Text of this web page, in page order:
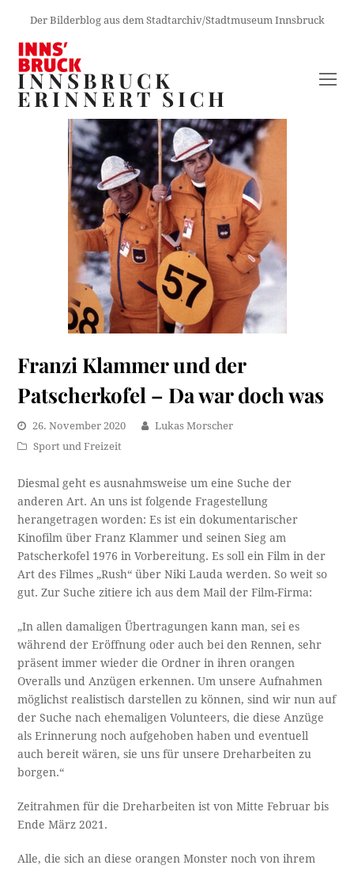
Der Bilderblog aus dem Stadtarchiv/Stadtmuseum Innsbruck
INNSBRUCK
ERINNERT SICH
Franzi Klammer und der
Patscherkofel – Da war doch was
26. November 2020
Lukas Morscher
Sport und Freizeit
Diesmal geht es ausnahmsweise um eine Suche der
anderen Art. An uns ist folgende Fragestellung
herangetragen worden: Es ist ein dokumentarischer
Kinofilm über Franz Klammer und seinen Sieg am
Patscherkofel 1976 in Vorbereitung. Es soll ein Film in der
Art des Filmes „Rush“ über Niki Lauda werden. So weit so
gut. Zur Suche zitiere ich aus dem Mail der Film-Firma:
„In allen damaligen Übertragungen kann man, sei es
während der Eröffnung oder auch bei den Rennen, sehr
präsent immer wieder die Ordner in ihren orangen
Overalls und Anzügen erkennen. Um unsere Aufnahmen
möglichst realistisch darstellen zu können, sind wir nun auf
der Suche nach ehemaligen Volunteers, die diese Anzüge
als Erinnerung noch aufgehoben haben und eventuell
auch bereit wären, sie uns für unsere Dreharbeiten zu
borgen.“
Zeitrahmen für die Dreharbeiten ist von Mitte Februar bis
Ende März 2021.
Alle, die sich an diese orangen Monster noch von ihrem